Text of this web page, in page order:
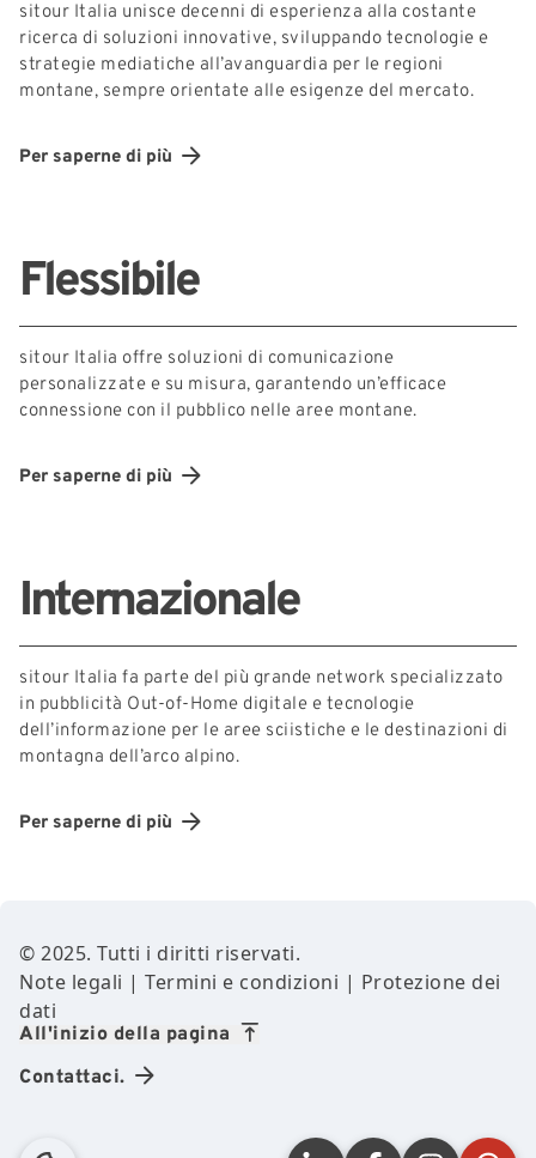
sitour Italia unisce decenni di esperienza alla costante
ricerca di soluzioni innovative, sviluppando tecnologie e
strategie mediatiche all’avanguardia per le regioni
montane, sempre orientate alle esigenze del mercato.
Per saperne di più
Flessibile
sitour Italia offre soluzioni di comunicazione
personalizzate e su misura, garantendo un’efficace
connessione con il pubblico nelle aree montane.
Per saperne di più
Internazionale
sitour Italia fa parte del più grande network specializzato
in pubblicità Out-of-Home digitale e tecnologie
dell’informazione per le aree sciistiche e le destinazioni di
montagna dell’arco alpino.
Per saperne di più
Footer Content
© 2025. Tutti i diritti riservati.
Note legali |Termini e condizioni | Protezione dei
dati
All'inizio della pagina
Contattaci.